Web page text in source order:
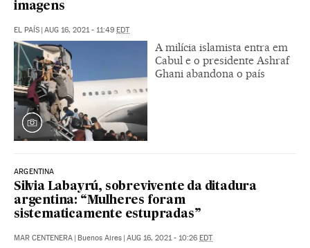
imagens
EL PAÍS | AUG 16, 2021 - 11:49 EDT
A milícia islamista entra em
Cabul e o presidente Ashraf
Ghani abandona o país
ARGENTINA
Silvia Labayrú, sobrevivente da ditadura
argentina: “Mulheres foram
sistematicamente estupradas”
MAR CENTENERA | Buenos Aires | AUG 16, 2021 - 10:26 EDT